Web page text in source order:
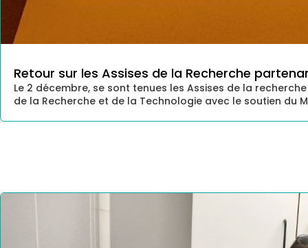
Retour sur les Assises de la Recherche
Le 2 décembre, se sont tenues les Assises de la
de la Recherche et de la Technologie avec le soutien du